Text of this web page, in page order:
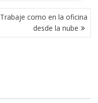
Trabaje como en la oficina
desde la nube